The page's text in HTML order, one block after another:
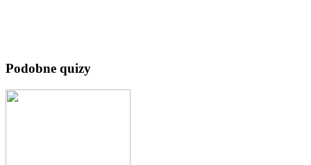
Podobne quizy